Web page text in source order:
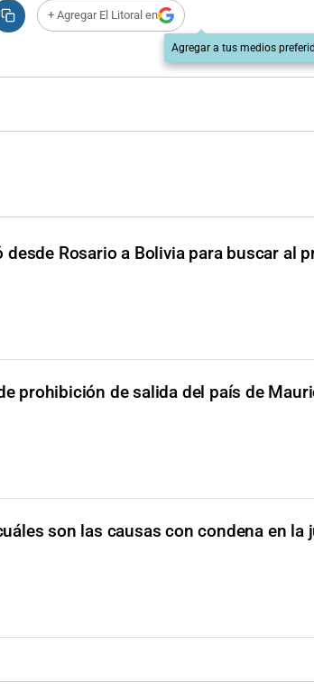
+ Agregar El Litoral en
Agregar a tus medios
desde Rosario a Bolivia para buscar al
prohibición de salida del país de
son las causas con condena en la